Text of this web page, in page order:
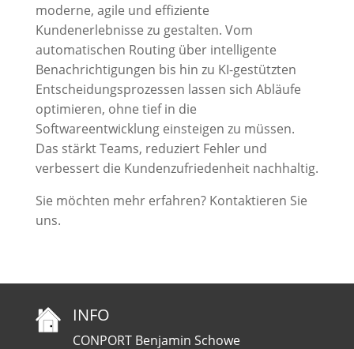
moderne, agile und effiziente
Kundenerlebnisse zu gestalten. Vom
automatischen Routing über intelligente
Benachrichtigungen bis hin zu KI-gestützten
Entscheidungsprozessen lassen sich Abläufe
optimieren, ohne tief in die
Softwareentwicklung einsteigen zu müssen.
Das stärkt Teams, reduziert Fehler und
verbessert die Kundenzufriedenheit nachhaltig.
Sie möchten mehr erfahren? Kontaktieren Sie
uns.
INFO
CONPORT Benjamin Schowe